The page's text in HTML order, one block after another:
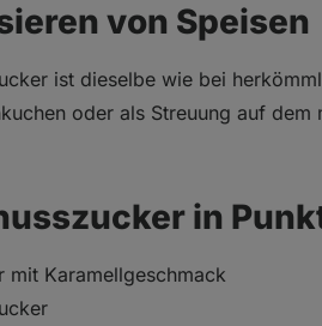
von Speisen
ist dieselbe wie bei
oder als Streuung auf dem
in
mit Karamellgeschmack